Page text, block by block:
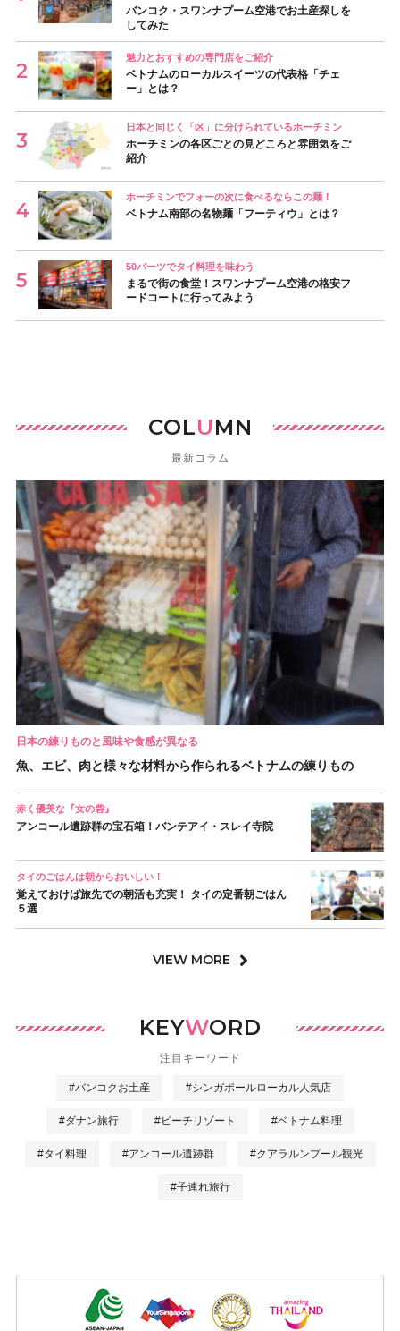
バンコク・スワンナプーム空港でお土産探しを
してみた
魅力とおすすめの専門店をご紹介
ベトナムのローカルスイーツの代表格「チェ
ー」とは？
日本と同じく「区」に分けられているホーチミン
ホーチミンの各区ごとの見どころと雰囲気をご
紹介
ホーチミンでフォーの次に食べるならこの麺！
ベトナム南部の名物麺「フーティウ」とは？
50バーツでタイ料理を味わう
まるで街の食堂！スワンナプーム空港の格安フ
ードコートに行ってみよう
COLUMN
最新コラム
日本の練りものと風味や食感が異なる
魚、エビ、肉と様々な材料から作られるベトナムの練りもの
赤く優美な『女の砦』
アンコール遺跡群の宝石箱！バンテアイ・スレイ寺院
タイのごはんは朝からおいしい！
覚えておけば旅先での朝活も充実！ タイの定番朝ごはん
５選
VIEW MORE
KEYWORD
注目キーワード
#バンコクお土産 #シンガポールローカル人気店
#ダナン旅行 #ビーチリゾート #ベトナム料理
#タイ料理 #アンコール遺跡群 #クアラルンプール観光
#子連れ旅行